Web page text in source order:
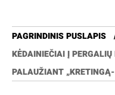
PAGRINDINIS PUSLAPIS
KĖDAINIEČIAI Į
PALAUŽIANT